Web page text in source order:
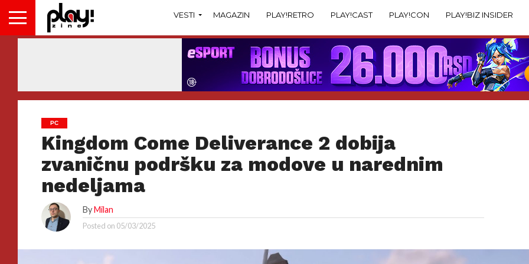
VESTI MAGAZIN PLAY!RETRO PLAY!CAST PLAY!CON PLAY!BIZ INSIDER
PC
Kingdom Come Deliverance 2 dobija
zvaničnu podršku za modove u narednim
nedeljama
By Milan
Posted on 05/03/2025